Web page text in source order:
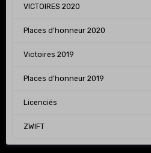
VICTOIRES 2020
Places d'honneur 2020
Victoires 2019
Places d'honneur 2019
Licenciés
ZWIFT